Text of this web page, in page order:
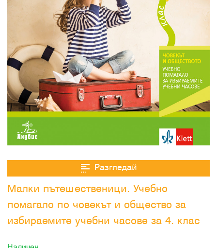
Разгледай
Малки пътешественици. Учебно
помагало по човекът и общество за
избираемите учебни часове за 4. клас